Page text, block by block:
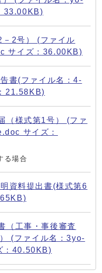
33.00KB)
－2号） (ファイル
サイズ：36.00KB)
書(ファイル名：4-
21.58KB)
（様式第1号） (ファ
サイズ：
る場合
資料提出書(様式第6
（工事・事後審査
(ファイル名：3yo-
：40.50KB)